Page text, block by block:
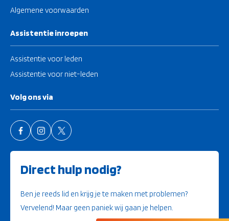
Algemene voorwaarden
Assistentie inroepen
Assistentie voor leden
Assistentie voor niet-leden
Volg ons via
Direct hulp nodig?
Ben je reeds lid en krijg je te maken met problemen?
Vervelend! Maar geen paniek wij gaan je helpen.